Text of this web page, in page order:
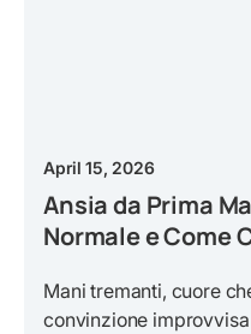
April 15, 2026
Ansia da Prima
Normale e Come
Mani tremanti, cuore
convinzione